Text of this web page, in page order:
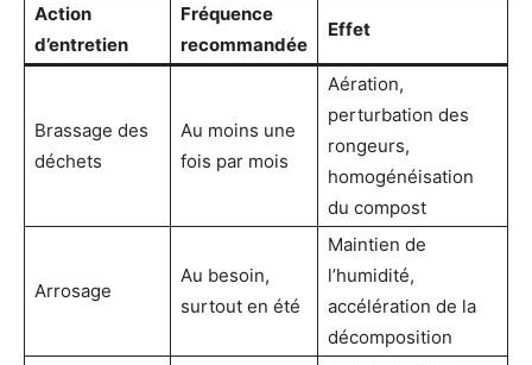
Action
d’entretien
Fréquence
recommandée
Effet
Brassage des
déchets
Au moins une
fois par mois
Aération,
perturbation des
rongeurs,
homogénéisation
du compost
Arrosage
Au besoin,
surtout en été
Maintien de
l’humidité,
accélération de la
décomposition